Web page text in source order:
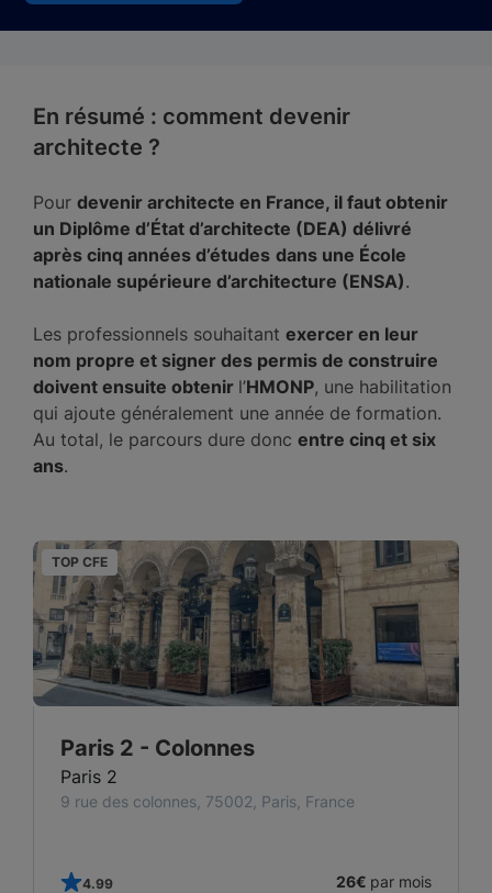
En résumé : comment devenir
architecte ?
Pour devenir architecte en France, il faut obtenir
un Diplôme d’État d’architecte (DEA) délivré
après cinq années d’études dans une École
nationale supérieure d’architecture (ENSA).
Les professionnels souhaitant exercer en leur
nom propre et signer des permis de construire
doivent ensuite obtenir l’HMONP, une habilitation
qui ajoute généralement une année de formation.
Au total, le parcours dure donc entre cinq et six
ans.
TOP CFE
Paris 2 - Colonnes
Paris 2
9 rue des colonnes, 75002, Paris, France
4.99 26€ par mois